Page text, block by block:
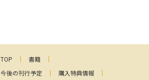
TOP
書籍
今後の刊行予定
購入特典情報